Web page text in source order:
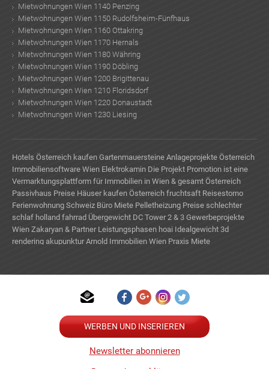
Mietwohnungen Wien 1140 Penzing
Mietwohnungen Wien 1150 Rudolfsheim-Fünfhaus
Mietwohnungen Wien 1160 Ottakring
Mietwohnungen Wien 1170 Hernals
Mietwohnungen Wien 1180 Währing
Mietwohnungen Wien 1190 Döbling
Mietwohnungen Wien 1200 Brigittenau
Mietwohnungen Wien 1210 Floridsdorf
Mietwohnungen Wien 1220 Donaustadt
Mietwohnungen Wien 1230 Liesing
Hotels Österreich kaufen Gartenmauersteine Anlageprojekte Österreich
Immobiliensoftware Wien Elektrokamin Die Projekt Promotion ist eine
Vermarktungsplattform für Immobilien in Wien & gesamt Österreich
Passivhaus Preise Häuser kaufen Österreich fruchtsaft Reisestorno
Ferienwohnung Schweiz Büro Miete Pelletheizung Preise schlechter
schlaf holland fahrrad Übergewicht DC Tower 2 & 3 Gewerbeprojekte
Wien Zakaryan & Partner Leistungsphasen hoai Idealgewicht 3d
rendering akupunktur Arnold Immobilien Wien Praxis Miete
WERBEN UND INSERIEREN
Newsletter abonnieren